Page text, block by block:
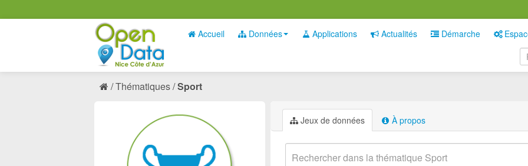
Accueil Données Applications Actualités Démarche
Thématiques Sport
Jeux de données À propos